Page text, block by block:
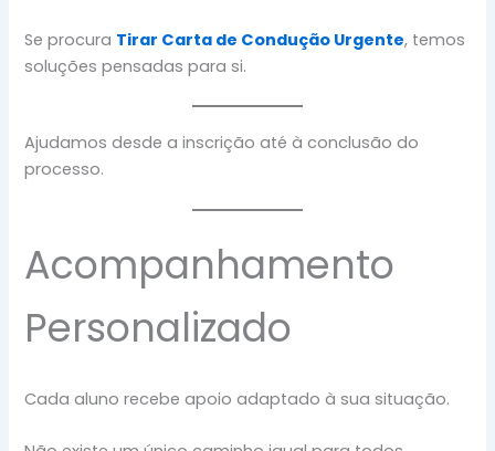
Se procura Tirar Carta de Condução Urgente, temos
soluções pensadas para si.
Ajudamos desde a inscrição até à conclusão do
processo.
Acompanhamento
Personalizado
Cada aluno recebe apoio adaptado à sua situação.